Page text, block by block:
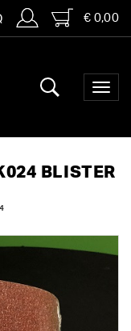
€ 0,00
BLISTER